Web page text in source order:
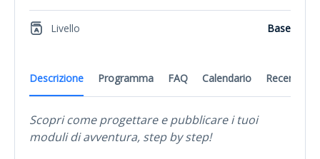
Descrizione Programma FAQ Calendario Recensioni
Scopri come progettare e pubblicare i tuoi
moduli di avventura, step by step!
Livello Base